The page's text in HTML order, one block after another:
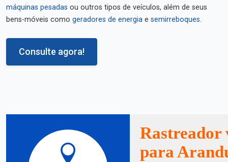
máquinas pesadas ou outros tipos de veículos, além de seus
bens-móveis como geradores de energia e semirreboques.
Consulte agora!
Rastreador
para